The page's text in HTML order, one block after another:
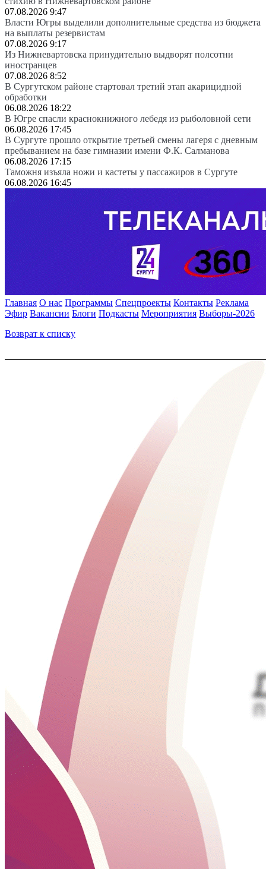
07.08.2026 9:47
Власти Югры выделили дополнительные средства из бюджета
на выплаты резервистам
07.08.2026 9:17
Из Нижневартовска принудительно выдворят полсотни
иностранцев
07.08.2026 8:52
В Сургутском районе стартовал третий этап акарицидной
обработки
06.08.2026 18:22
В Югре спасли краснокнижного лебедя из рыболовной сети
06.08.2026 17:45
В Сургуте прошло открытие третьей смены лагеря с дневным
пребыванием на базе гимназии имени Ф.К. Салманова
06.08.2026 17:15
Таможня изъяла ножи и кастеты у пассажиров в Сургуте
06.08.2026 16:45
Главная О нас Программы Спецпроекты Контакты Реклама
Эфир Вакансии Блоги Подкасты Мероприятия Выборы-2026
Возврат к списку